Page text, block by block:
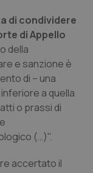
di condividere
di Appello
della
e sanzione è
di – una
a quella
o prassi di
(…)".
accertato il